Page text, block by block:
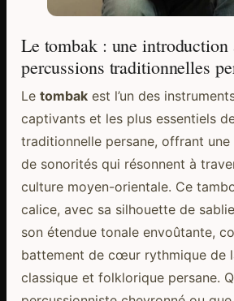
Le tombak : une introduction
percussions traditionnelles
Le tombakest l’un des
captivants et les plus essentiels
traditionnelle persane, offrant
de sonorités qui résonnent à
culture moyen-orientale. Ce
calice, avec sa silhouette de
son étendue tonale envoûtante,
battement de cœur rythmique de
classique et folklorique persane.